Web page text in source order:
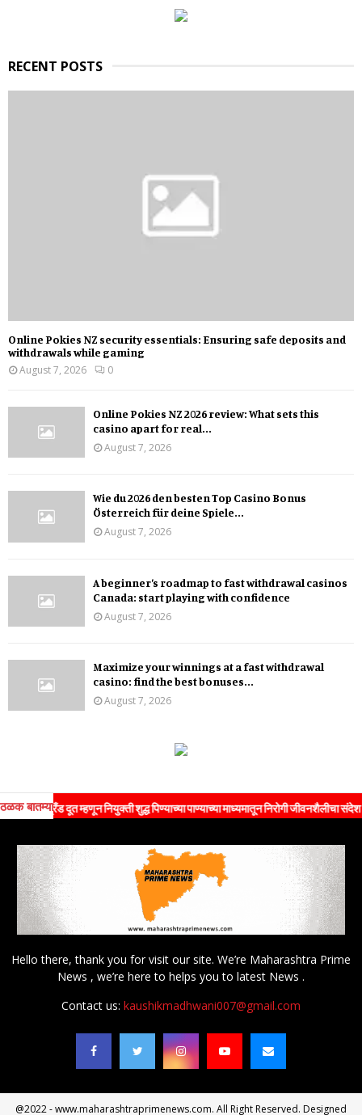
RECENT POSTS
Online Pokies NZ security essentials: Ensuring safe deposits and
withdrawals while gaming
August 7, 2026
0
Online Pokies NZ 2026 review: What sets this
casino apart for real...
August 7, 2026
Wie du 2026 den besten Top Casino Bonus
Österreich für deine Spiele...
August 7, 2026
A beginner’s roadmap to fast withdrawal casinos
Canada: start playing with confidence
August 7, 2026
Maximize your winnings at a fast withdrawal
casino: find the best bonuses...
August 7, 2026
ठळक बातम्या
दूत म्हणून नियुक्ती शुद्ध पिण्याच्या पाण्याच्या माध्यमातून निरोगी जीवनशैलीचा संदेश जनतेपर्यंत
Hello there, thank you for visit our site. We’re Maharashtra Prime
News , we’re here to helps you to latest News .
Contact us: kaushikmadhwani007@gmail.com
@2022 - www.maharashtraprimenews.com. All Right Reserved. Designed